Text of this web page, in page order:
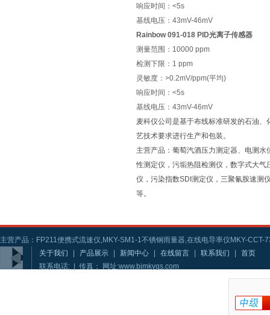
响应时间：<5s
基线电压：43mV-46mV
Rainbow 091-018 PID光离子传感器
测量范围：10000 ppm
检测下限：1 ppm
灵敏度：>0.2mV/ppm(平均)
响应时间：<5s
基线电压：43mV-46mV
麦科仪公司是基于布线标准研发的石油
艺技术要求进行生产和包装。
主营产品：葡萄汽酒压力测定器、电测
性测定仪，污垢热阻检测仪，数字式大
仪，污染指数SDI测定仪，三聚氰胺速测
等。
主营产品：FP211便携式流速仪,MKY-SM1-1不锈钢雨量器,在线电导率仪MKY-CCT-
关于我们
产品展示 新闻中心 在线留言 联系我们
首页
联系电话: | 传真： 网址:www.bjmkygs.com